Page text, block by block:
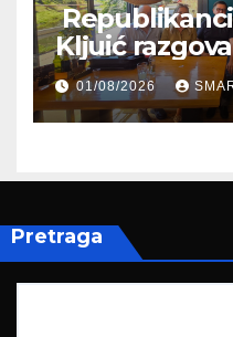
Republikanci
Kljuić
evropskom
Hercegovine
01/08/2026
Pretraga